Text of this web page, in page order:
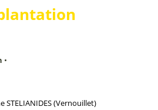
•
STELIANIDES(Vernouillet)